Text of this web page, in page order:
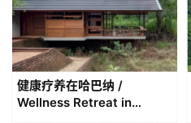
健康疗养在哈巴纳 /
Wellness Retreat in